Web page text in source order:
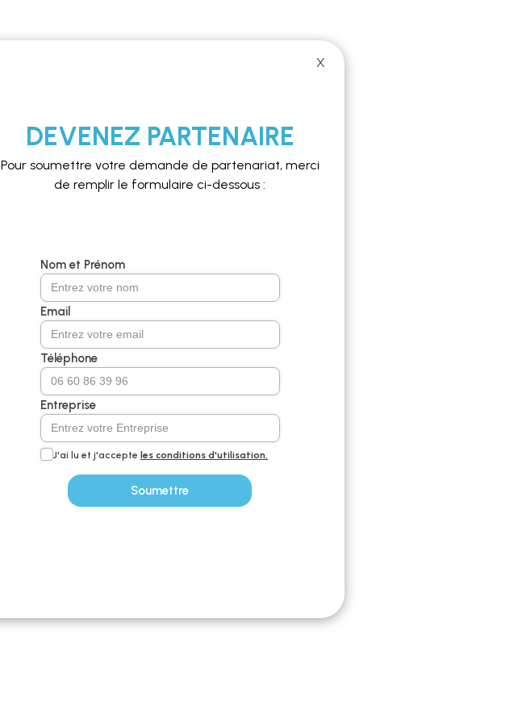
X
DEVENEZ PARTENAIRE
Pour soumettre votre demande de partenariat, merci
de remplir le formulaire ci-dessous :
Nom et Prénom
Email
Téléphone
Entreprise
J'ai lu et j'accepte les conditions d'utilisation,
Soumettre